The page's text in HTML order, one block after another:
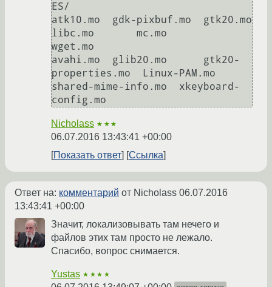
ES/
atk10.mo  gdk-pixbuf.mo  gtk20.mo
libc.mo       mc.mo
wget.mo
avahi.mo  glib20.mo      gtk20-
properties.mo  Linux-PAM.mo
shared-mime-info.mo  xkeyboard-
config.mo
Nicholass ★★★
06.07.2016 13:43:41 +00:00
Показать ответ
Ссылка
Ответ на: комментарий от Nicholass 06.07.2016
13:43:41 +00:00
Значит, локализовывать там нечего и
файлов этих там просто не лежало.
Спасибо, вопрос снимается.
Yustas ★★★★